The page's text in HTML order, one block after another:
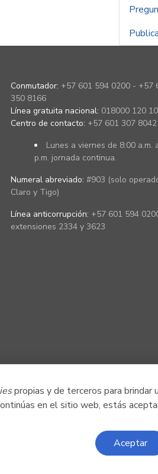
propias y de terceros para brindar
en el sitio web, estás
Aceptar
Conmutador: +57 601 594 0200 - +57
350 8166
Línea gratuita nacional: 018000 120
Centro de contacto: +57 601 307 8042
Lunes a viernes de 8:00 a.m.
p.m. jornada continua.
Numeral abreviado: #903 (solo
Claro y Tigo)
Línea anticorrupción: +57 601 594
extensiones 2334 y 3623